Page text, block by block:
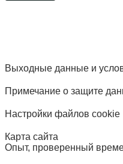
Выходные данные и
Примечание о защите
Настройки файлов cookie
Карта сайта
Опыт, проверенный